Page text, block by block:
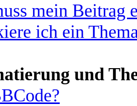
mein Beitrag
ich ein
und